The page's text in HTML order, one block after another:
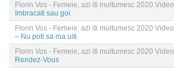
Florin Vos - Femeie, azi iti multumesc 2020 Video
Imbracati sau goi
Florin Vos - Femeie, azi iti multumesc 2020 Video
– Nu poti sa ma uiti
Florin Vos - Femeie, azi iti multumesc 2020 Video
Rendez-Vous